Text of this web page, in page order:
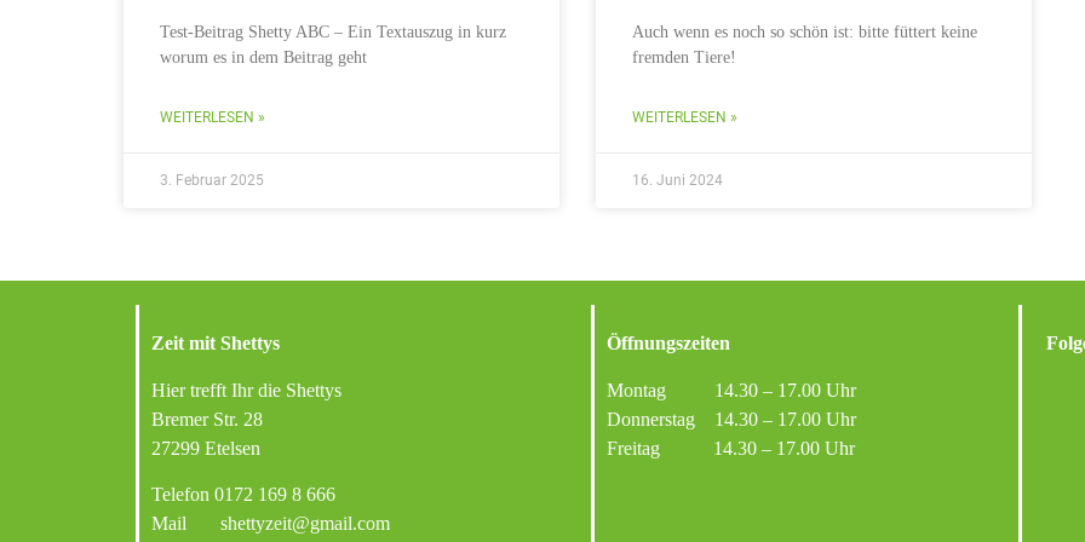
Test-Beitrag Shetty ABC – Ein Textauszug in kurz
worum es in dem Beitrag geht
WEITERLESEN »
3. Februar 2025
Auch wenn es noch so schön ist: bitte füttert keine
fremden Tiere!
WEITERLESEN »
16. Juni 2024
Zeit mit Shettys
Hier trefft Ihr die Shettys
Bremer Str. 28
27299 Etelsen
Telefon 0172 169 8 666
Mail shettyzeit@gmail.com
Öffnungszeiten
Montag 14.30 – 17.00 Uhr
Donnerstag 14.30 – 17.00 Uhr
Freitag 14.30 – 17.00 Uhr